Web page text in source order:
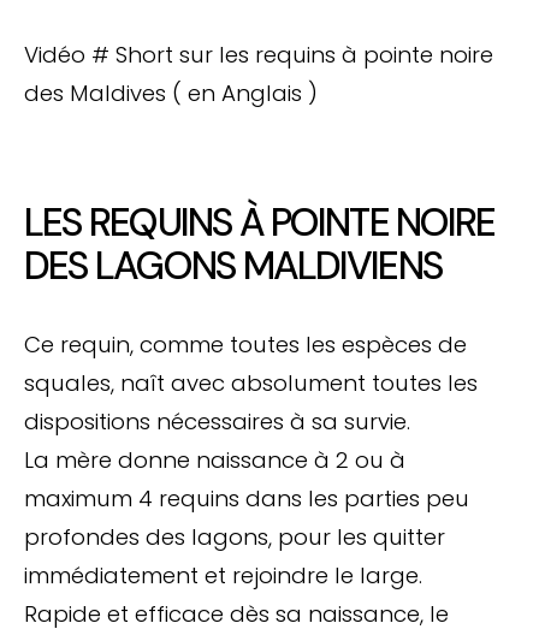
Vidéo # Short sur les requins à pointe noire
des Maldives ( en Anglais )
LES REQUINS À POINTE NOIRE
DES LAGONS MALDIVIENS
Ce requin, comme toutes les espèces de
squales, naît avec absolument toutes les
dispositions nécessaires à sa survie.
La mère donne naissance à 2 ou à
maximum 4 requins dans les parties peu
profondes des lagons, pour les quitter
immédiatement et rejoindre le large.
Rapide et efficace dès sa naissance, le